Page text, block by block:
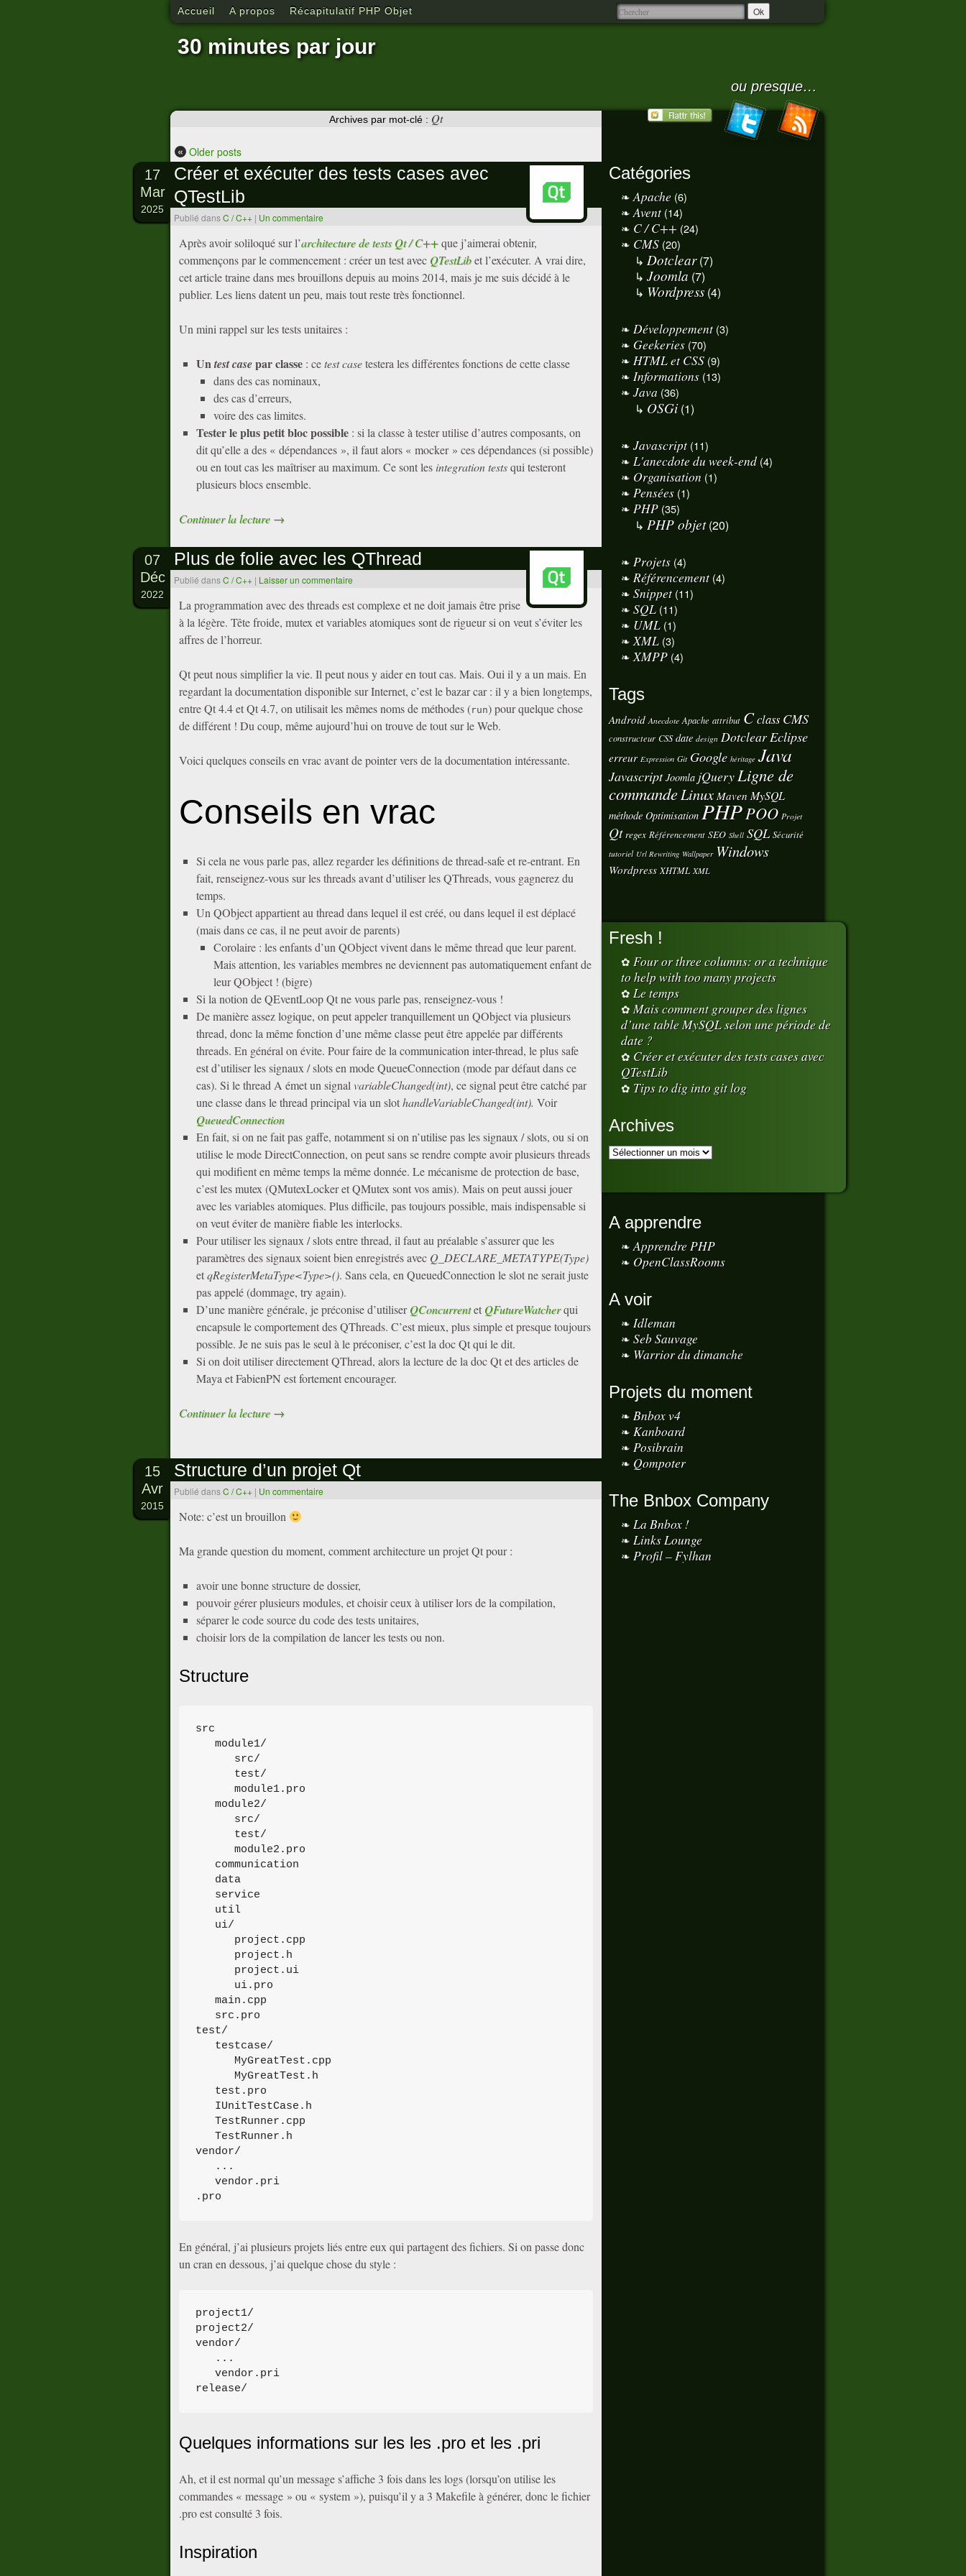
Accueil A propos Récapitulatif PHP Objet
30 minutes par jour
ou presque…
Archives par mot-clé : Qt
« Older posts
Créer et exécuter des tests cases avec
QTestLib
Publié dansC / C++ | Un commentaire
17
Mar
2025
Après avoir soliloqué sur l’architecture de tests Qt / C++que j’aimerai obtenir,
commençons par le commencement : créer un test avec QTestLibet l’exécuter. A vrai dire,
cet article traine dans mes brouillons depuis au moins 2014, mais je me suis décidé à le
publier. Les liens datent un peu, mais tout reste très fonctionnel.
Un mini rappel sur les tests unitaires :
Untest casepar classe : cetest casetestera les différentes fonctions de cette classe
dans des cas nominaux,
des cas d’erreurs,
voire des cas limites.
Tester le plus petit bloc possible : si la classe à tester utilise d’autres composants, on
dit qu’elle a des « dépendances », il faut alors « mocker » ces dépendances (si possible)
ou en tout cas les maîtriser au maximum. Ce sont les integration testsqui testeront
plusieurs blocs ensemble.
Continuer la lecture →
Plus de folie avec les QThread
Publié dansC / C++ | Laisser un commentaire
07
Déc
2022
La programmation avec des threads est complexe et ne doit jamais être prise
à la légère. Tête froide, mutex et variables atomiques sont de rigueur si on veut s’éviter les
affres de l’horreur.
Qt peut nous simplifier la vie. Il peut nous y aider en tout cas. Mais. Oui il y a un mais. En
regardant la documentation disponible sur Internet, c’est le bazar car : il y a bien longtemps,
entre Qt 4.4 et Qt 4.7, on utilisait les mêmes noms de méthodes (run) pour quelque chose
de différent ! Du coup, même aujourd’hui on trouve de tout sur le Web.
Voici quelques conseils en vrac avant de pointer vers de la documentation intéressante.
Conseils en vrac
Si cela ne vous parle pas, allez regarder les définitions de thread-safe et re-entrant. En
fait, renseignez-vous sur les threads avant d’utiliser les QThreads, vous gagnerez du
temps.
Un QObject appartient au thread dans lequel il est créé, ou dans lequel il est déplacé
(mais dans ce cas, il ne peut avoir de parents)
Corolaire : les enfants d’un QObject vivent dans le même thread que leur parent.
Mais attention, les variables membres ne deviennent pas automatiquement enfant de
leur QObject ! (bigre)
Si la notion de QEventLoop Qt ne vous parle pas, renseignez-vous !
De manière assez logique, on peut appeler tranquillement un QObject via plusieurs
thread, donc la même fonction d’une même classe peut être appelée par différents
threads. En général on évite. Pour faire de la communication inter-thread, le plus safe
est d’utiliser les signaux / slots en mode QueueConnection (mode par défaut dans ce
cas). Si le thread A émet un signal variableChanged(int), ce signal peut être catché par
une classe dans le thread principal via un slothandleVariableChanged(int). Voir
QueuedConnection
En fait, si on ne fait pas gaffe, notamment si on n’utilise pas les signaux / slots, ou si on
utilise le mode DirectConnection, on peut sans se rendre compte avoir plusieurs threads
qui modifient en même temps la même donnée. Le mécanisme de protection de base,
c’est les mutex (QMutexLocker et QMutex sont vos amis). Mais on peut aussi jouer
avec les variables atomiques. Plus difficile, pas toujours possible, mais indispensable si
on veut éviter de manière fiable les interlocks.
Pour utiliser les signaux / slots entre thread, il faut au préalable s’assurer que les
paramètres des signaux soient bien enregistrés avec Q_DECLARE_METATYPE(Type)
etqRegisterMetaType<Type>(). Sans cela, en QueuedConnection le slot ne serait juste
pas appelé (dommage, try again).
D’une manière générale, je préconise d’utiliserQConcurrentet QFutureWatcherqui
encapsule le comportement des QThreads. C’est mieux, plus simple et presque toujours
possible. Je ne suis pas le seul à le préconiser, c’est la doc Qt qui le dit.
Si on doit utiliser directement QThread, alors la lecture de la doc Qt et des articles de
Maya et FabienPN est fortement encourager.
Continuer la lecture →
Structure d’un projet Qt
Publié dansC / C++ | Un commentaire
15
Avr
2015
Note: c’est un brouillon
Ma grande question du moment, comment architecture un projet Qt pour :
avoir une bonne structure de dossier,
pouvoir gérer plusieurs modules, et choisir ceux à utiliser lors de la compilation,
séparer le code source du code des tests unitaires,
choisir lors de la compilation de lancer les tests ou non.
Structure
src
   module1/
      src/
      test/
      module1.pro
   module2/
src/
test/
      module2.pro
   communication
   data
   service
   util
   ui/
      project.cpp
      project.h
      project.ui
      ui.pro
   main.cpp
   src.pro
test/
   testcase/
      MyGreatTest.cpp
      MyGreatTest.h
   test.pro
   IUnitTestCase.h
   TestRunner.cpp
   TestRunner.h
vendor/
...
vendor.pri
En général, j’ai plusieurs projets liés entre eux qui partagent des fichiers. Si on passe donc
un cran en dessous, j’ai quelque chose du style :
project1/
project2/
vendor/
   ...
   vendor.pri
release/
Quelques informations sur les les .pro et les .pri
Ah, et il est normal qu’un message s’affiche 3 fois dans les logs (lorsqu’on utilise les
commandes « message » ou « system »), puisqu’il y a 3 Makefile à générer, donc le fichier
.pro est consulté 3 fois.
Inspiration
Catégories
Apache (6)
Avent(14)
C / C++ (24)
CMS (20)
Dotclear(7)
Joomla (7)
Wordpress (4)
Développement(3)
Geekeries (70)
HTML et CSS (9)
Informations (13)
Java (36)
OSGi(1)
Javascript(11)
L'anecdote du week-end(4)
Organisation (1)
Pensées (1)
PHP (35)
PHP objet(20)
Projets (4)
Référencement(4)
Snippet(11)
SQL (11)
UML (1)
XML (3)
XMPP (4)
Tags
Android Anecdote Apache attribut Cclass CMS
constructeur CSS date design DotclearEclipse
erreur Expression Git Google héritage Java
Javascript Joomla jQueryLigne de
commandeLinux Maven MySQL
méthode Optimisation PHPPOO Projet
Qt regex Référencement SEO Shell SQL Sécurité
tutoriel Url Rewriting Wallpaper Windows
Wordpress XHTML XML
Fresh !
Four or three columns: or a technique
to help with too many projects
Le temps
Mais comment grouper des lignes
d’une table MySQL selon une période de
date ?
Créer et exécuter des tests cases avec
QTestLib
Tips to dig into git log
Archives
A apprendre
Apprendre PHP
OpenClassRooms
A voir
Idleman
Seb Sauvage
Warrior du dimanche
Projets du moment
Bnbox v4
Kanboard
Posibrain
Qompoter
The Bnbox Company
La Bnbox !
Links Lounge
Profil – Fylhan